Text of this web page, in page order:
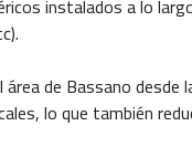
de Bassano
lo que también